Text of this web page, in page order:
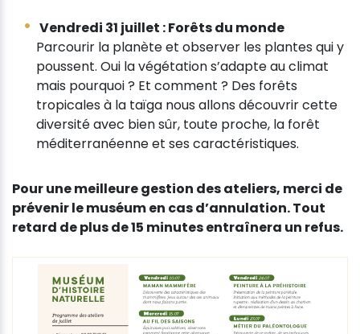
Vendredi 31 juillet : Forêts du monde
Parcourir la planète et observer les plantes qui y
poussent. Oui la végétation s’adapte au climat
mais pourquoi ? Et comment ? Des forêts
tropicales à la taïga nous allons découvrir cette
diversité avec bien sûr, toute proche, la forêt
méditerranéenne et ses caractéristiques.
Pour une meilleure gestion des ateliers, merci de
prévenir le muséum en cas d’annulation. Tout
retard de plus de 15 minutes entraînera un refus.